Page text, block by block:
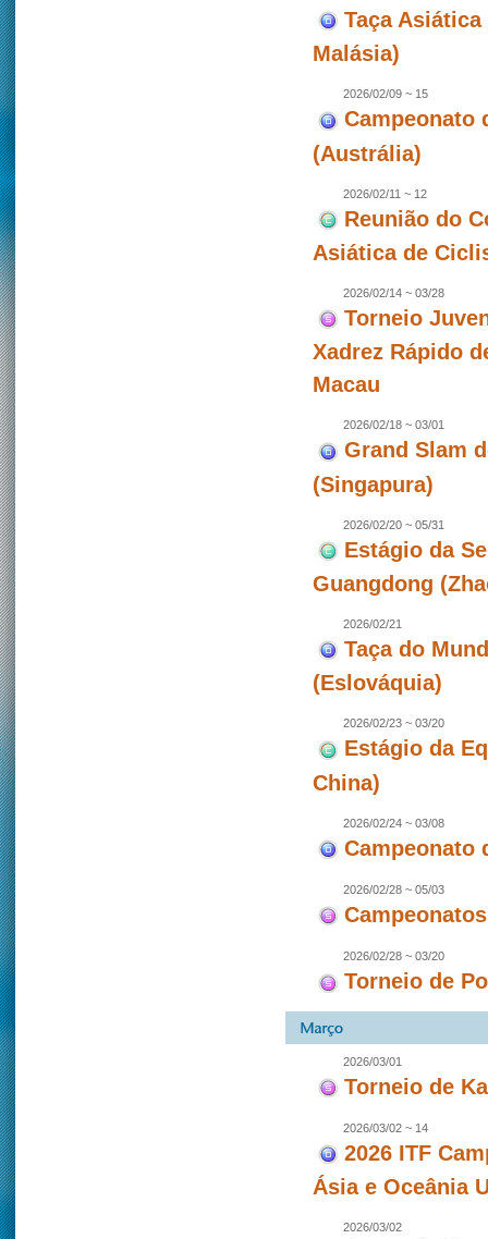
Taça
Malásia)
2026/02/09 ~ 15
Campeonato
(Austrália)
2026/02/11 ~ 12
Reunião do
Asiática de
2026/02/14 ~ 03/28
Torneio
Xadrez Rápido
Macau
2026/02/18 ~ 03/01
Grand Slam
(Singapura)
2026/02/20 ~ 05/31
Estágio da
Guangdong
2026/02/21
Taça do
(Eslováquia)
2026/02/23 ~ 03/20
Estágio da
China)
2026/02/24 ~ 03/08
Campeonato
2026/02/28 ~ 05/03
2026/02/28 ~ 03/20
Torneio de
2026/03/01
Torneio de
2026/03/02 ~ 14
2026 ITF
Ásia e Oceânia
2026/03/02